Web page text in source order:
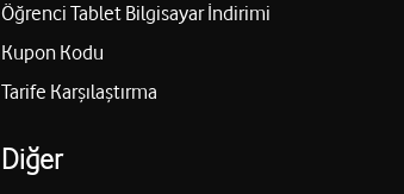
Öğrenci Tablet Bilgisayar İndirimi
Kupon Kodu
Tarife Karşılaştırma
Diğer